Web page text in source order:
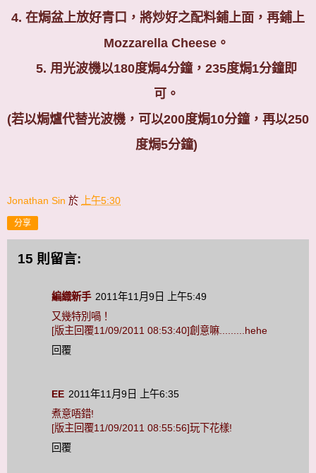
4. 在焗盆上放好青口，將炒好之配料鋪上面，再鋪上
Mozzarella Cheese 。
5. 用光波機以180度焗4分鐘， 235度焗1分鐘即
可。
(若以焗爐代替光波機，可以200度焗10分鐘，再以250
度焗5分鐘)
Jonathan Sin 於 上午5:30
分享
15 則留言:
編織新手 2011年11月9日 上午5:49
又幾特別喎！
[版主回覆11/09/2011 08:53:40]創意嘛.........hehe
回覆
EE 2011年11月9日 上午6:35
煮意唔錯!
[版主回覆11/09/2011 08:55:56]玩下花樣!
回覆